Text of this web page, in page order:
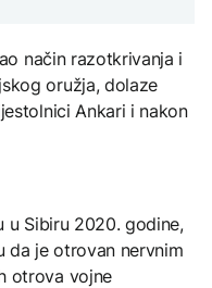
platiti 942
način razotkrivanja i
oružja, dolaze
Ankari i nakon
u Sibiru 2020. godine,
da je otrovan nervnim
otrova vojne